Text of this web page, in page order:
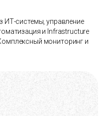
ИТ-системы, управление
и Infrastructure
мониторинг и